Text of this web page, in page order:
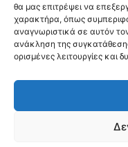
θα μας επιτρέψει να
χαρακτήρα, όπως
αναγνωριστικά σε αυτόν
ανάκληση της
ορισμένες λειτουργίες και
Videos